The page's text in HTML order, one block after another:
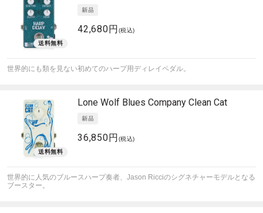
42,680円 (税込)
世界的にも類を見ない初めてのハープ用ディレイペダル。
Lone Wolf Blues Company Clean Cat
36,850円 (税込)
世界的に人気のブルースハープ奏者、Jason Ricciのシグネチャーモデルとなる
ブースター。